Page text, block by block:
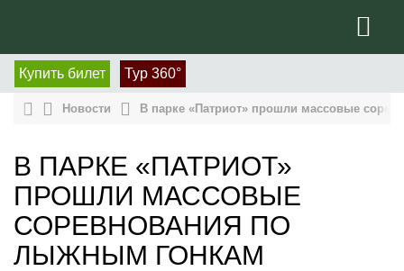
Купить билет Тур 360°
Новости В парке «Патриот» прошли массовые
В ПАРКЕ «ПАТРИОТ»
ПРОШЛИ МАССОВЫЕ
СОРЕВНОВАНИЯ ПО
ЛЫЖНЫМ ГОНКАМ